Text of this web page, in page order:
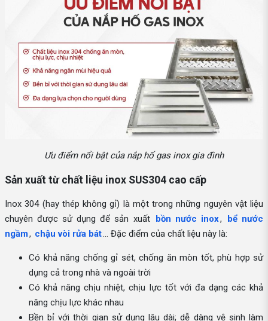
Ưu điểm nổi bật của nắp hố gas inox gia đình
Sản xuất từ chất liệu inox SUS304 cao cấp
Inox 304 (hay thép không gỉ) là một trong những nguyên vật liệu
chuyên được sử dụng để sản xuất bồn nước inox,
bể nước
ngầm, chậu vòi rửa bát… Đặc điểm của chất liệu này là:
Có khả năng chống gỉ sét, chống ăn mòn tốt, phù hợp sử
dụng cả trong nhà và ngoài trời
Có khả năng chịu nhiệt, chịu lực tốt với đa dạng các khả
năng chịu lực khác nhau
Bền bỉ với thời gian sử dụng lâu dài; dễ dàng vệ sinh làm